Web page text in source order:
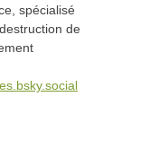
spécialisé
de